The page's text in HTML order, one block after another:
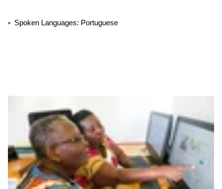
Spoken Languages: Portuguese